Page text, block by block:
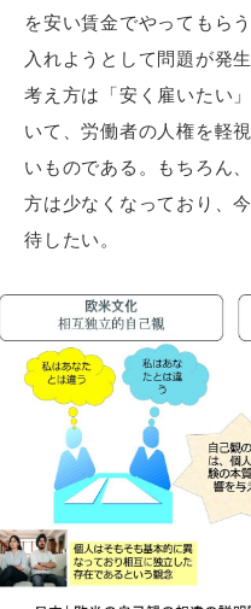
を安い賃金でやってもら
入れようとして問題が発
考え方は「安く雇いたい
いて、労働者の人権を軽
いものである。もちろん
方は少なくなっており、
待したい。